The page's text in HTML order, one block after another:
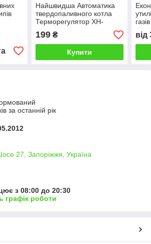
Найшвидша Автоматика
твердопаливного котла
Терморегулятор XH-
W3001 на 220 V 1,5 кВт.
199₴
Купити
газів
від
за останній рік
27, Запоріжжя, Україна
з 08:00 до 20:30
графік роботи